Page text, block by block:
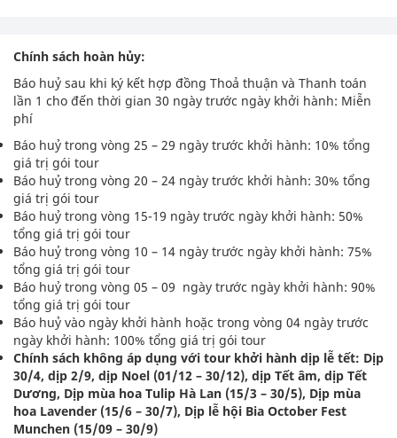
Chính sách hoàn hủy:
Báo huỷ sau khi ký kết hợp đồng Thoả thuận và Thanh toán
lần 1 cho đến thời gian 30 ngày trước ngày khởi hành: Miễn
phí
Báo huỷ trong vòng 25 – 29 ngày trước khởi hành: 10% tổng
giá trị gói tour
Báo huỷ trong vòng 20 – 24 ngày trước khởi hành: 30% tổng
giá trị gói tour
Báo huỷ trong vòng 15-19 ngày trước ngày khởi hành: 50%
tổng giá trị gói tour
Báo huỷ trong vòng 10 – 14 ngày trước ngày khởi hành: 75%
tổng giá trị gói tour
Báo huỷ trong vòng 05 – 09 ngày trước ngày khởi hành: 90%
tổng giá trị gói tour
Báo huỷ vào ngày khởi hành hoặc trong vòng 04 ngày trước
ngày khởi hành: 100% tổng giá trị gói tour
Chính sách không áp dụng với tour khởi hành dịp lễ tết: Dịp
30/4, dịp 2/9, dịp Noel (01/12 – 30/12), dịp Tết âm, dịp Tết
Dương, Dịp mùa hoa Tulip Hà Lan (15/3 – 30/5), Dịp mùa
hoa Lavender (15/6 – 30/7), Dịp lễ hội Bia October Fest
Munchen (15/09 – 30/9)